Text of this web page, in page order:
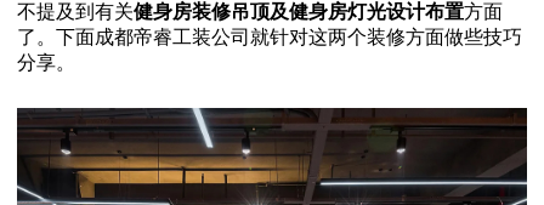
不提及到有关健身房装修吊顶及健身房灯光设计布置方面
了。下面成都帝睿工装公司就针对这两个装修方面做些技巧
分享。